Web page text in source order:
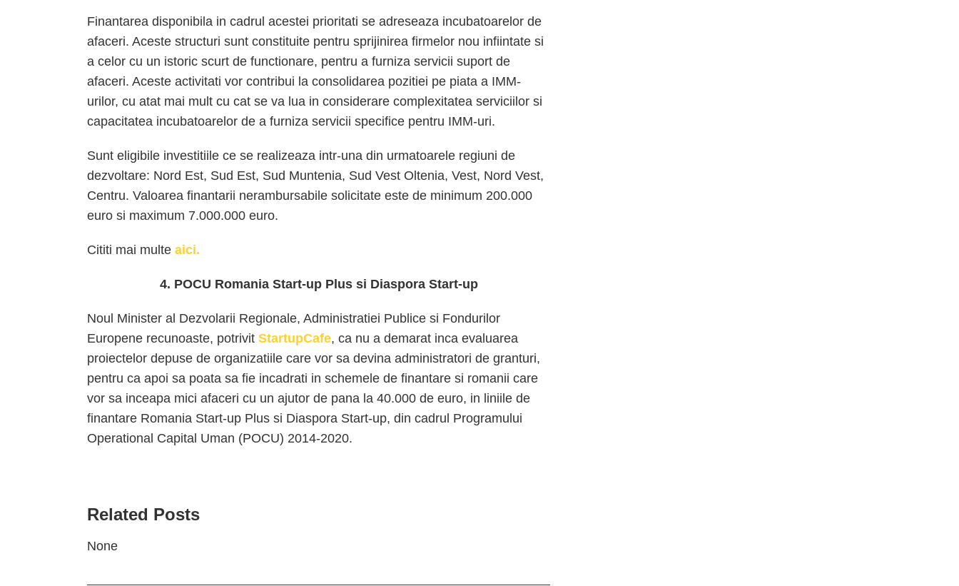
Finantarea disponibila in cadrul acestei prioritati se adreseaza incubatoarelor de
afaceri. Aceste structuri sunt constituite pentru sprijinirea firmelor nou infiintate si
a celor cu un istoric scurt de functionare, pentru a furniza servicii suport de
afaceri. Aceste activitati vor contribui la consolidarea pozitiei pe piata a IMM-
urilor, cu atat mai mult cu cat se va lua in considerare complexitatea serviciilor si
capacitatea incubatoarelor de a furniza servicii specifice pentru IMM-uri.
Sunt eligibile investitiile ce se realizeaza intr-una din urmatoarele regiuni de
dezvoltare: Nord Est, Sud Est, Sud Muntenia, Sud Vest Oltenia, Vest, Nord Vest,
Centru. Valoarea finantarii nerambursabile solicitate este de minimum 200.000
euro si maximum 7.000.000 euro.
Cititi mai multe aici.
4. POCU Romania Start-up Plus si Diaspora Start-up
Noul Minister al Dezvolarii Regionale, Administratiei Publice si Fondurilor
Europene recunoaste, potrivit StartupCafe, ca nu a demarat inca evaluarea
proiectelor depuse de organizatiile care vor sa devina administratori de granturi,
pentru ca apoi sa poata sa fie incadrati in schemele de finantare si romanii care
vor sa inceapa mici afaceri cu un ajutor de pana la 40.000 de euro, in liniile de
finantare Romania Start-up Plus si Diaspora Start-up, din cadrul Programului
Operational Capital Uman (POCU) 2014-2020.
Related Posts
None